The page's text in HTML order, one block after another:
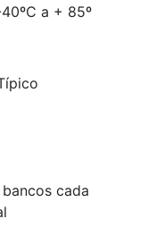
a + 85º
cada